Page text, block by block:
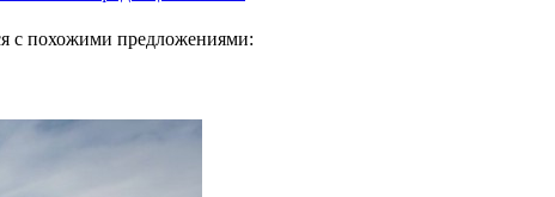
с похожими предложениями: